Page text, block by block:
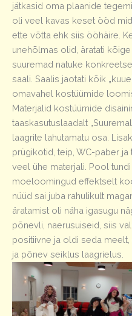
jätkasid oma plaanide
oli veel kavas keset ööd
ette võtta ehk siis ööhäire.
unehõlmas olid, äratati
suuremad natuke
saali. Saalis jaotati kõik
omavahel kostüümide
Materjalid kostüümide
taaskasutuslaadalt
laagrite lahutamatu osa.
prügikotid, teip, WC-paber
veel ühe materjali. Pool
moeloomingud effektselt
nüüd sai juba rahulikult
äratamist oli näha igasugu
põnevli, naerusuiseid, siis
positiivne ja oldi seda
ja põnev seiklus laagrielus.